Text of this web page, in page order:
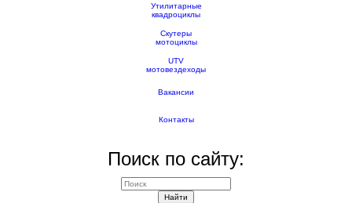
Утилитарные
квадроциклы
Скутеры
мотоциклы
UTV
мотовездеходы
Вакансии
Контакты
Поиск по сайту:
Найти